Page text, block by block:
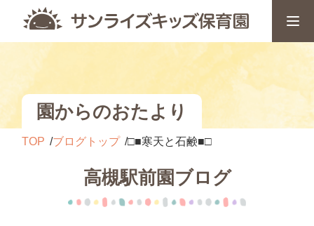
園からのおたより
TOP ブログトップ □■寒天と石鹸■□
高槻駅前園ブログ